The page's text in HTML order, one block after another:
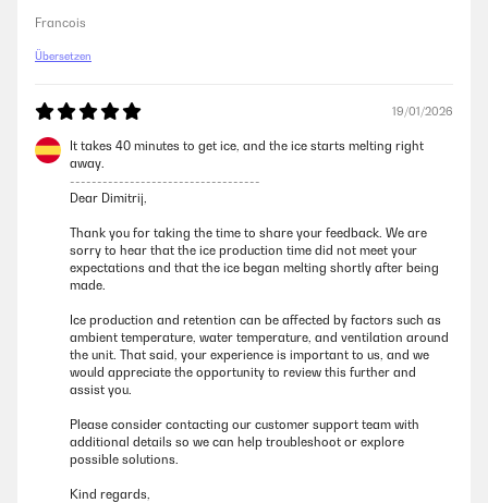
man das erste große Getränk mit Eiswürfeln zubereiten kann. Der feste
Wasser nachfüllen, kann es aber trotzdem machen wenn man keinen
dem zu kleinen Fach für das shaved ice und zum zweiten befindet sich
Maschine durch geht. Wenn man also shaved ice hergestellt wurde und
das Eis dort drin mit der Zeit schmilzt läuft das Wasser einfach unter
der Maschine aus. Das hätte anders gelöst werden können. Ansonsten
bin ich sehr zufrieden!
Amazon Benutzer – Bewertung durch Chal-Tec GmbH nicht
eigenständig überprüft
Francois
Übersetzen
19/01/2026
It takes 40 minutes to get ice, and the ice starts melting right
away.
-----------------------------------
Dear Dimitrij,
Thank you for taking the time to share your feedback. We are
sorry to hear that the ice production time did not meet your
expectations and that the ice began melting shortly after being
made.
Ice production and retention can be affected by factors such as
ambient temperature, water temperature, and ventilation around
the unit. That said, your experience is important to us, and we
would appreciate the opportunity to review this further and
assist you.
Please consider contacting our customer support team with
additional details so we can help troubleshoot or explore
possible solutions.
Kind regards,